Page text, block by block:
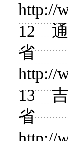
http://
12
http://
13